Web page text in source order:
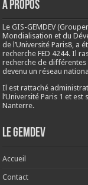
A propos
Le GIS-GEMDEV
Mondialisation et du
de l’Université Paris8, a
recherche FED 4244. Il
recherche de différentes
devenu un réseau
Il est rattaché
l’Université Paris 1 et est
Nanterre.
Le Gemdev
Accueil
Contact